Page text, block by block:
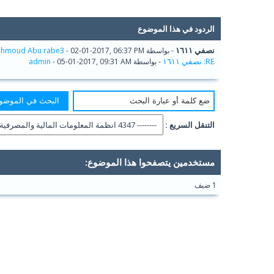
الردود في هذا الموضوع
نصفي ١٦١١
- بواسطة Abu rabe3 - 02-01-2017, 06:37 PM
RE: نصفي ١٦١١ - بواسطة admin - 05-01-2017, 09:31 AM
التنقل السريع :
مستخدمين يتصفحوا هذا الموضوع:
1 ضيف